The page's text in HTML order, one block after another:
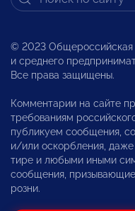
© 2023 Общероссийская
и среднего
Все права защищены.
Комментарии на сайте
требованиям
публикуем сообщения,
и/или оскорбления, даже
тире и любыми иными
сообщения,
розни.